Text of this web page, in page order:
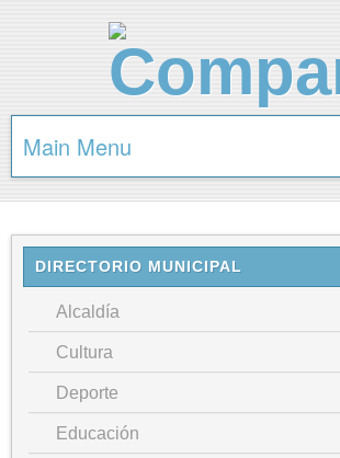
Main Menu
DIRECTORIO MUNICIPAL
Alcaldía
Cultura
Deporte
Educación